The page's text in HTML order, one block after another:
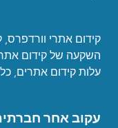
קידום אתרי וורדפרס,
השקעה של קידום
עלות קידום אתרים, כ
עקוב אחר